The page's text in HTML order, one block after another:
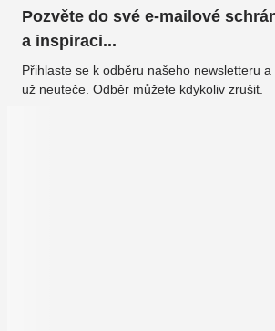
Pozvěte do své e-mailové
a inspiraci...
Přihlaste se k odběru našeho newsletteru
už neuteče. Odběr můžete kdykoliv zrušit.